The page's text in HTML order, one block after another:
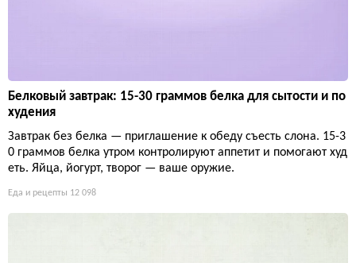
5 лайфхаков, чтобы добавить белок в каждый приём пищ
и без лишних трат
Белок не обязан быть дорогим или скучным. Чиа, конопля, к
онсервы и ложка порошка в кофе решают проблему. Правда,
придётся немного посчитать граммы — но это честная плата